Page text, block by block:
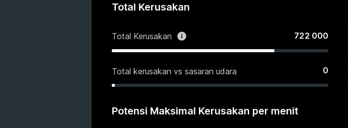
Total Kerusakan
Total Kerusakan 722 000
Total kerusakan vs sasaran udara 0
Potensi Maksimal Kerusakan per menit